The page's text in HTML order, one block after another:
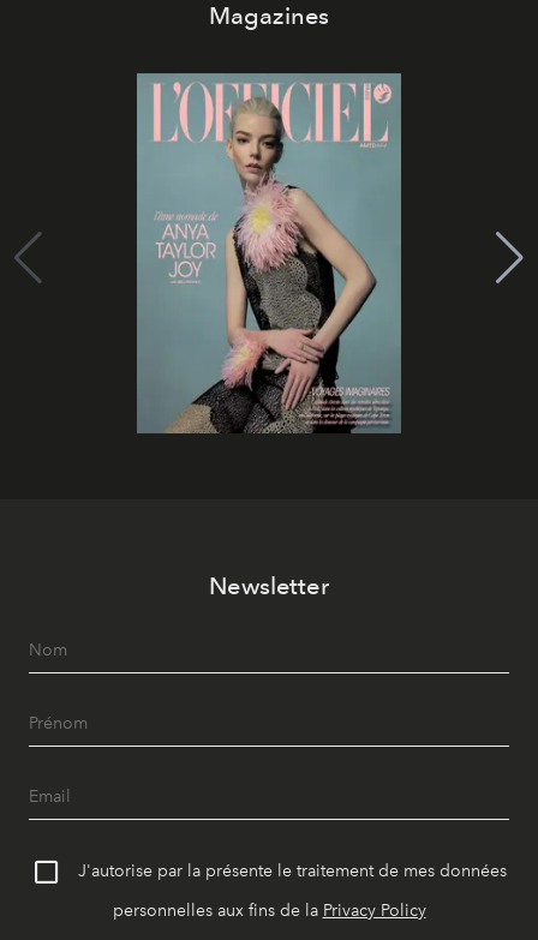
Magazines
Newsletter
J'autorise par la présente le traitement de mes données
personnelles aux fins de la Privacy Policy